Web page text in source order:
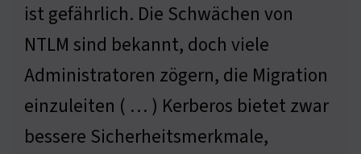
ist gefährlich. Die Schwächen von
NTLM sind bekannt, doch viele
Administratoren zögern, die Migration
einzuleiten ( … ) Kerberos bietet zwar
bessere Sicherheitsmerkmale,